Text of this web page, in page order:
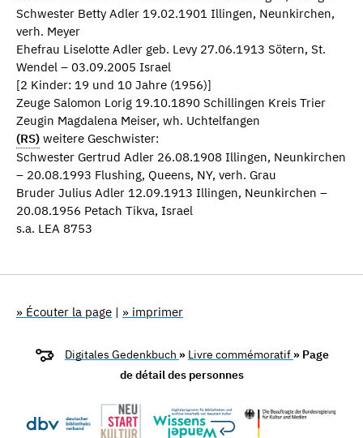
Schwester Betty Adler 19.02.1901 Illingen, Neunkirchen,
verh. Meyer
Ehefrau Liselotte Adler geb. Levy 27.06.1913 Sötern, St.
Wendel – 03.09.2005 Israel
[2 Kinder: 19 und 10 Jahre (1956)]
Zeuge Salomon Lorig 19.10.1890 Schillingen Kreis Trier
Zeugin Magdalena Meiser, wh. Uchtelfangen
(RS) weitere Geschwister:
Schwester Gertrud Adler 26.08.1908 Illingen, Neunkirchen
– 20.08.1993 Flushing, Queens, NY, verh. Grau
Bruder Julius Adler 12.09.1913 Illingen, Neunkirchen –
20.08.1956 Petach Tikva, Israel
s.a. LEA 8753
» Écouter la page | » imprimer
Digitales Gedenkbuch » Livre commémoratif » Page
de détail des personnes